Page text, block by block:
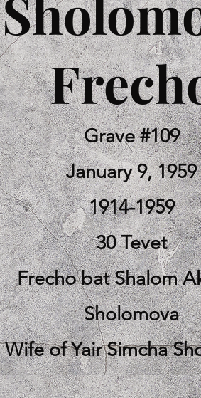
Grave #109
January 9, 1959
1914-1959
30 Tevet
Frecho bat Shalom
Sholomova
Wife of Yair Simcha